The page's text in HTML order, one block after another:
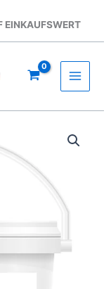
EINKAUFSWERT